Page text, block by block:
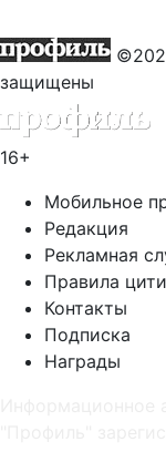
защищены
16+
Мобильное
Редакция
Рекламная
Правила
Контакты
Подписка
Награды